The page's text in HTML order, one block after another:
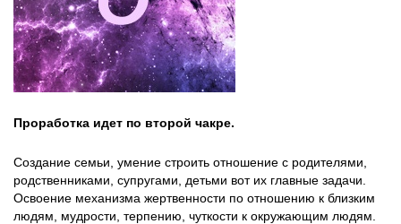
Проработка идет по второй чакре.
Создание семьи, умение строить отношение с родителями,
родственниками, супругами, детьми вот их главные задачи.
Освоение механизма жертвенности по отношению к близким
людям, мудрости, терпению, чуткости к окружающим людям.